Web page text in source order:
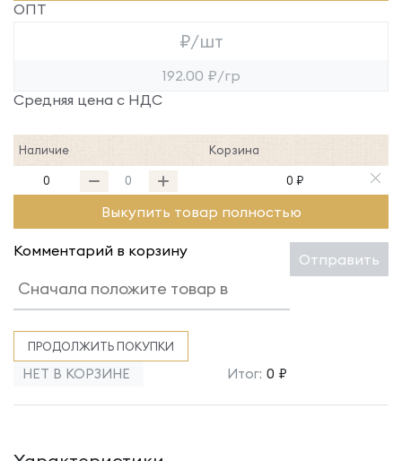
ОПТ
₽/шт
192.00 ₽/гр
Средняя цена с НДС
Наличие Корзина
0 0 ₽
Выкупить товар полностью
Комментарий в корзину Отправить
ПРОДОЛЖИТЬ ПОКУПКИ
НЕТ В КОРЗИНЕ Итог: 0 ₽